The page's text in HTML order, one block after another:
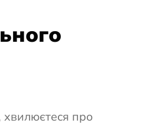
хвилюєтеся про